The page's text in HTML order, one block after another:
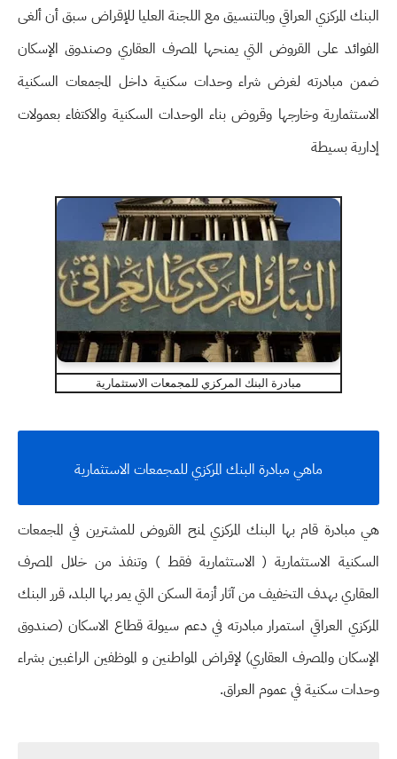
البنك المركزي العراقي وبالتنسيق مع اللجنة العليا للإقراض سبق أن ألغى
الفوائد على القروض التي يمنحها المصرف العقاري وصندوق الإسكان
ضمن مبادرته لغرض شراء وحدات سكنية داخل المجمعات السكنية
الاستثمارية وخارجها وقروض بناء الوحدات السكنية والاكتفاء بعمولات
إدارية بسيطة
مبادرة البنك المركزي للمجمعات الاستثمارية
ماهي مبادرة البنك المركزي للمجمعات الاستثمارية
هي مبادرة قام بها البنك المركزي لمنح القروض للمشترين في المجمعات
السكنية الاستثمارية ( الاستثمارية فقط ) وتنفذ من خلال المصرف
العقاري بهدف التخفيف من آثار أزمة السكن التي يمر بها البلد، قرر البنك
المركزي العراقي استمرار مبادرته في دعم سيولة قطاع الاسكان (صندوق
الإسكان والمصرف العقاري) لإقراض المواطنين و الموظفين الراغبين بشراء
وحدات سكنية في عموم العراق.